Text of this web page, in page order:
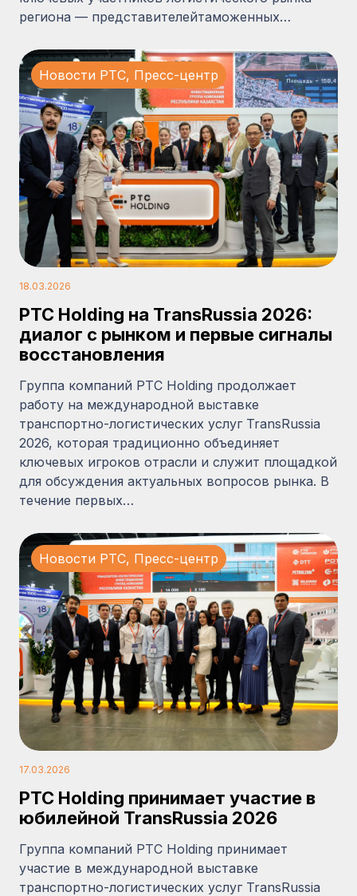
региона — представителейтаможенных…
18.03.2026
PTC Holding на TransRussia 2026:
диалог с рынком и первые сигналы
восстановления
Группа компаний PTC Holding продолжает
работу на международной выставке
транспортно-логистических услуг TransRussia
2026, которая традиционно объединяет
ключевых игроков отрасли и служит площадкой
для обсуждения актуальных вопросов рынка. В
течение первых…
Новости PTC, Пресс-центр
17.03.2026
PTC Holding принимает участие в
юбилейной TransRussia 2026
Группа компаний PTC Holding принимает
участие в международной выставке
транспортно-логистических услуг TransRussia
Новости PTC, Пресс-центр